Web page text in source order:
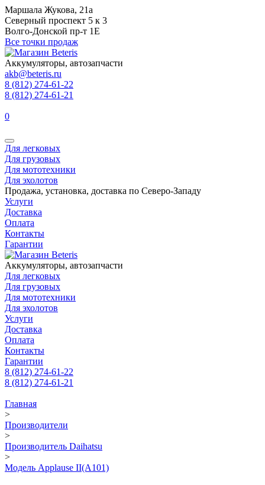
Маршала Жукова, 21а
Северный проспект 5 к 3
Волго-Донской пр-т 1Е
Все точки продаж
Аккумуляторы, автозапчасти
akb@beteris.ru
8 (812) 274-61-22
8 (812) 274-61-21
0
Для легковых
Для грузовых
Для мототехники
Для эхолотов
Продажа, установка, доставка по Северо-Западу
Услуги
Доставка
Оплата
Контакты
Гарантии
Аккумуляторы, автозапчасти
Для легковых
Для грузовых
Для мототехники
Для эхолотов
Услуги
Доставка
Оплата
Контакты
Гарантии
8 (812) 274-61-22
8 (812) 274-61-21
Главная
>
Производители
>
Производитель Daihatsu
>
Модель Applause II(A101)